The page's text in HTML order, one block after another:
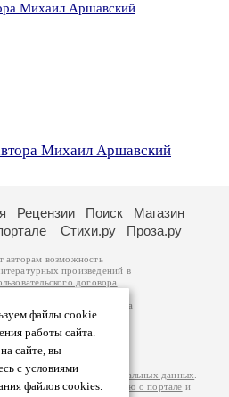
Михаил Аршавский
Михаил Аршавский
файлы cookie
работы сайта.
сайте, вы
с условиями
файлов cookies.
Рецензии Поиск
Магазин
Стихи.ру Проза.ру
авторам возможность
произведений в
договора
принадлежат авторам
произведений возможна
которому вы можете
Ответственность за
самостоятельно на
законодательства
Политики обработки персональных данных
подробнуюинформацию о портале и